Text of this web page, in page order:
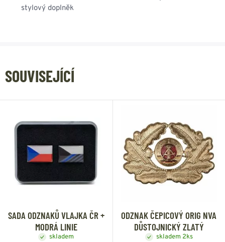
stylový doplněk
SOUVISEJÍCÍ
SADA ODZNAKŮ VLAJKA ČR +
MODRÁ LINIE
skladem
ODZNAK ČEPICOVÝ ORIG NVA
DŮSTOJNICKÝ ZLATÝ
skladem 2ks